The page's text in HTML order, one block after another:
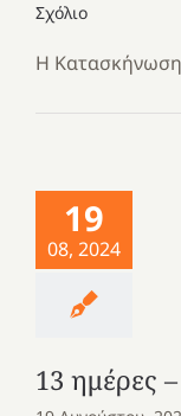
Σχόλιο
Η Κατασκήνωση
19
08, 2024
13 ημέρες